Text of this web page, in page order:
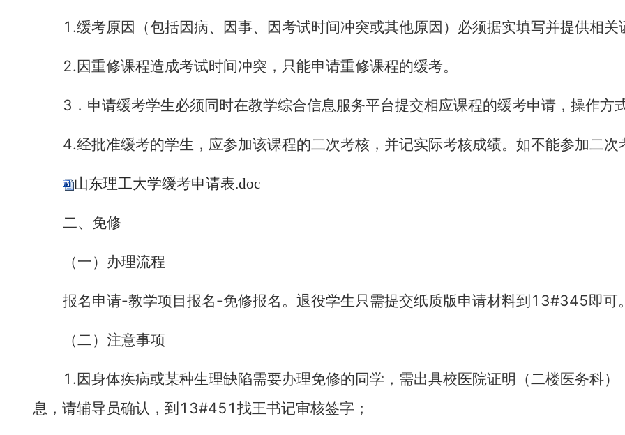
1.缓考原因（包括因病、因事、因考试时间冲突或其他原因）必须据实填写并提供相关
2. 因重修课程造成考试时间冲突，只能申请重修课程的缓考。
3 ．申请缓考学生必须同时在教学综合信息服务平台提交相应课程的缓考申请，操作方
4.经批准缓考的学生，应参加该课程的二次考核，并记实际考核成绩。如不能参加二次
山东理工大学缓考申请表.doc
二、免修
（一）办理流程
报名申请-教学项目报名-免修报名。退役学生只需提交纸质版申请材料到 13#345即可。
（二）注意事项
1. 因身体疾病或某种生理缺陷需要办理免修的同学，需出具校医院证明（二楼医务科
息，请辅导员确认，到 13#451 找王书记审核签字；